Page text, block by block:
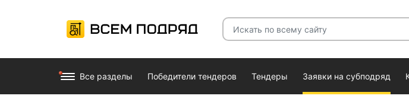
Все разделы Победители тендеров Тендеры Заявки на субподряд